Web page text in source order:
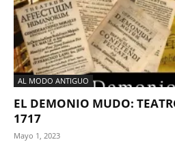
AL MODO ANTIGUO
EL DEMONIO MUDO:
1717
Mayo 1, 2023